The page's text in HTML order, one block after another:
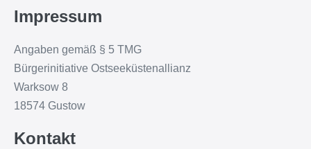
Impressum
Angaben gemäß § 5 TMG
Bürgerinitiative Ostseeküstenallianz
Warksow 8
18574 Gustow
Kontakt